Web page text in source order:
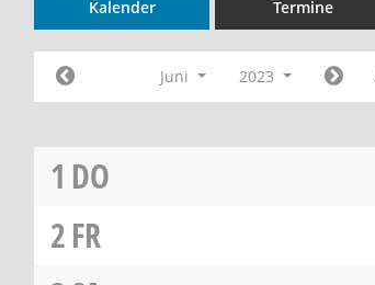
Kalender Termine
Juni 2023
1 DO
2FR